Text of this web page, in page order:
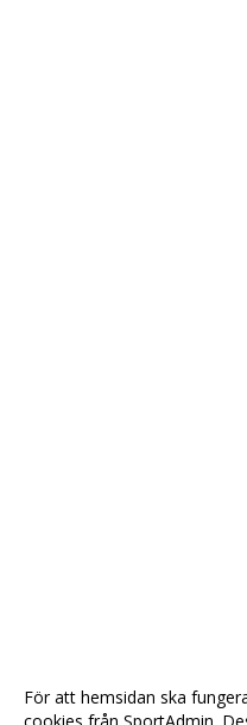
För att hemsidan ska